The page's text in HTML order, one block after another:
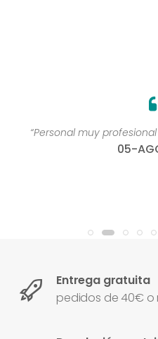
“Personal muy
05-
Entrega gratuita
pedidos de 40€ o